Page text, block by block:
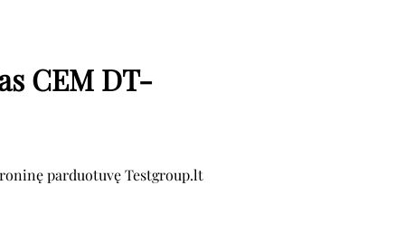
CEM DT-
parduotuvę Testgroup.lt